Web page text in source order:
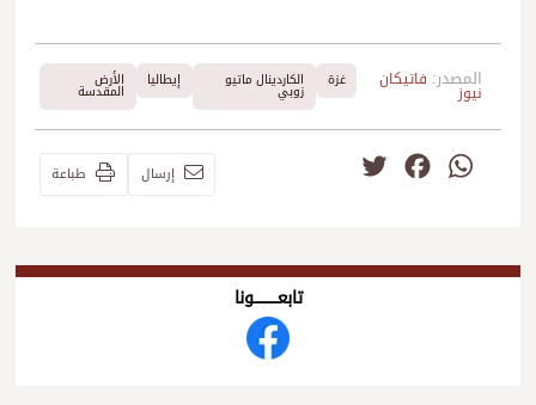
المصدر: فاتيكان
نيوز
غزة الكاردينال ماتيو
زوبي
إيطاليا الأرض
المقدسة
WhatsApp
Facebook إرسال طباعة
تابعــــــــــونا